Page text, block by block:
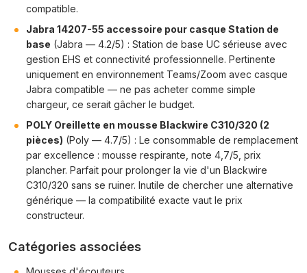
compatible.
Jabra 14207-55 accessoire pour casque Station de
base (Jabra — 4.2/5) : Station de base UC sérieuse avec
gestion EHS et connectivité professionnelle. Pertinente
uniquement en environnement Teams/Zoom avec casque
Jabra compatible — ne pas acheter comme simple
chargeur, ce serait gâcher le budget.
POLY Oreillette en mousse Blackwire C310/320 (2
pièces) (Poly — 4.7/5) : Le consommable de remplacement
par excellence : mousse respirante, note 4,7/5, prix
plancher. Parfait pour prolonger la vie d'un Blackwire
C310/320 sans se ruiner. Inutile de chercher une alternative
générique — la compatibilité exacte vaut le prix
constructeur.
Catégories associées